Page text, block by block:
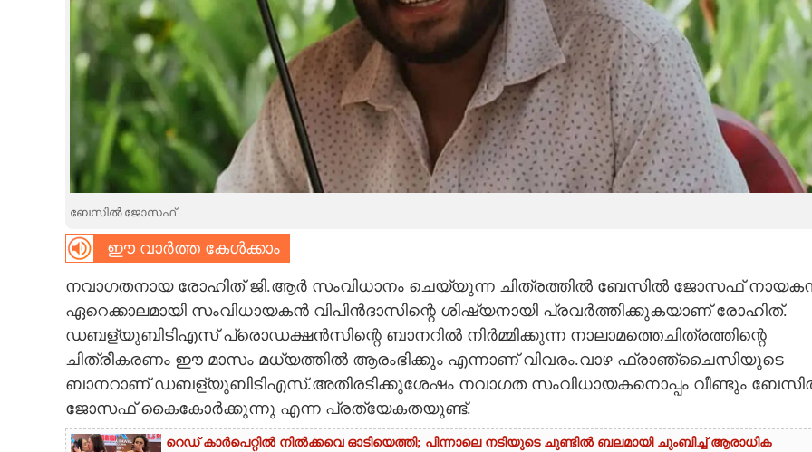
CARTOONS
LITERATURE
CONTACT US
ബേസിൽ ജോസഫ്.
ഈ വാർത്ത കേൾക്കാം
നവാഗതനായ രോഹിത് ജി.ആർ സംവിധാനം ചെയ്യുന്ന ചിത്രത്തിൽ ബേസിൽ ജോസഫ്
ഏറെക്കാലമായി സംവിധായകൻ വിപിൻദാസിന്റെ ശിഷ്യനായി പ്രവർത്തിക്കുകയാണ് രോഹിത്.
ഡബള്യുബിടിഎസ് പ്രൊഡക്ഷൻസിന്റെ ബാനറിൽ നിർമ്മിക്കുന്ന നാലാമത്തെചിത്രത്തിന്റെ
ചിത്രീകരണം ഈ മാസം മധ്യത്തിൽ ആരംഭിക്കും എന്നാണ് വിവരം.വാഴ ഫ്രാഞ്ചൈസിയുടെ
ബാനറാണ് ഡബള്യുബിടിഎസ്.അതിരടിക്കുശേഷം നവാഗത സംവിധായകനൊപ്പം വീണ്ടും
ജോസഫ് കൈകോർക്കുന്നു എന്ന പ്രത്യേകതയുണ്ട്.
റെഡ് കാർപെറ്റിൽ നിൽക്കവെ ഓടിയെത്തി; പിന്നാലെ നടിയുടെ ചുണ്ടിൽ ബലമായി ചുംബിച്ച് ആരാധിക